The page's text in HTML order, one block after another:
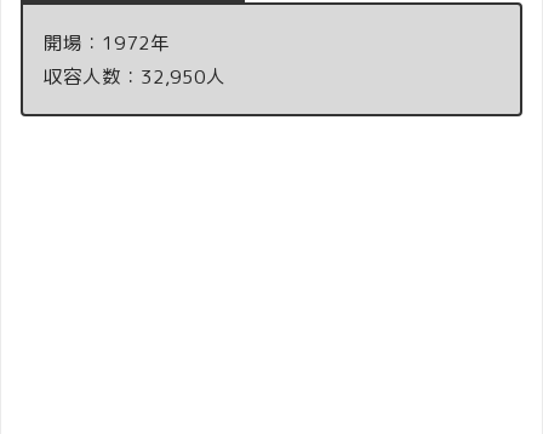
開場：1972年
収容人数：32,950人